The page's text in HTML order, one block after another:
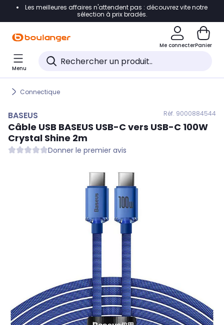
Accéder directement à la navigation
Accéder directement au pied de page
Accéder directement au chatbot
Les meilleures affaires n'attendent pas : découvrez vite notre
sélection à prix bradés.
Me connecterPanier
Menu
Connectique
BASEUS Réf. 9000884544
Câble USB BASEUS USB-C vers USB-C 100W
Crystal Shine 2m
Donner le premier avis